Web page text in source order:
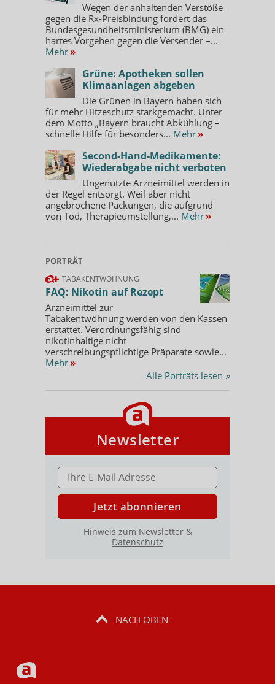
Wegen der anhaltenden Verstöße
gegen die Rx-Preisbindung fordert das
Bundesgesundheitsministerium (BMG) ein
hartes Vorgehen gegen die Versender –...
Mehr »
Grüne: Apotheken sollen
Klimaanlagen abgeben
Die Grünen in Bayern haben sich
für mehr Hitzeschutz starkgemacht. Unter
dem Motto „Bayern braucht Abkühlung –
schnelle Hilfe für besonders... Mehr »
Second-Hand-Medikamente:
Wiederabgabe nicht verboten
Ungenutzte Arzneimittel werden in
der Regel entsorgt. Weil aber nicht
angebrochene Packungen, die aufgrund
von Tod, Therapieumstellung,... Mehr »
PORTRÄT
TABAKENTWÖHNUNG
FAQ: Nikotin auf Rezept
Arzneimittel zur
Tabakentwöhnung werden von den Kassen
erstattet. Verordnungsfähig sind
nikotinhaltige nicht
verschreibungspflichtige Präparate sowie...
Mehr »
Alle Porträts lesen »
Newsletter
E-MAIL ADRESSE
Jetzt abonnieren
Hinweis zum Newsletter &
Datenschutz
NACH OBEN